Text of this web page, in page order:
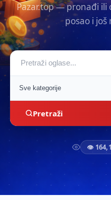
Pazar.top — pronađi ili
posao i
Pretraži
👁